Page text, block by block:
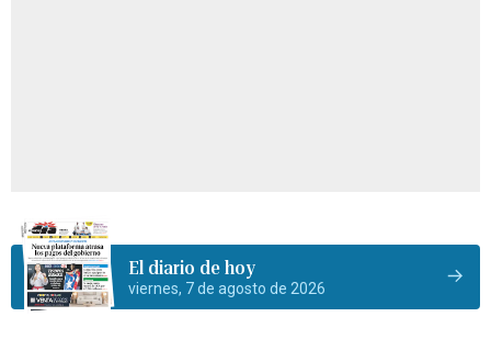
El diario de hoy
viernes, 7 de agosto de 2026